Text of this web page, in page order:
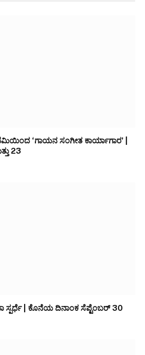
‘ಗಾಯನ ಸಂಗೀತ ಕಾರ್ಯಾಗಾರ’ |
23
ಸ್ಪರ್ಧೆ | ಕೊನೆಯ ದಿನಾಂಕ ಸೆಪ್ಟೆಂಬರ್ 30